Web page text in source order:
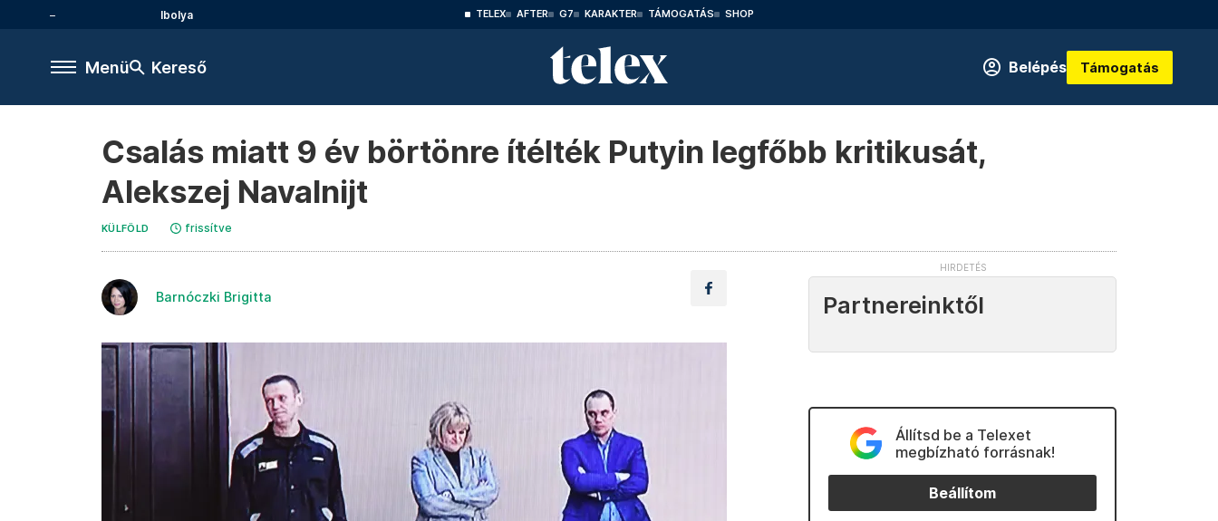
Ibolya TELEX AFTER G7 KARAKTER TÁMOGATÁS SHOP
Menü Kereső Belépés Támogatás
Csalás miatt 9 év börtönre ítélték Putyin legfőbb kritikusát,
Alekszej Navalnijt
KÜLFÖLD frissítve
Barnóczki Brigitta Partnereinktől
Állítsd be a Telexet
megbízható forrásnak!
Beállítom